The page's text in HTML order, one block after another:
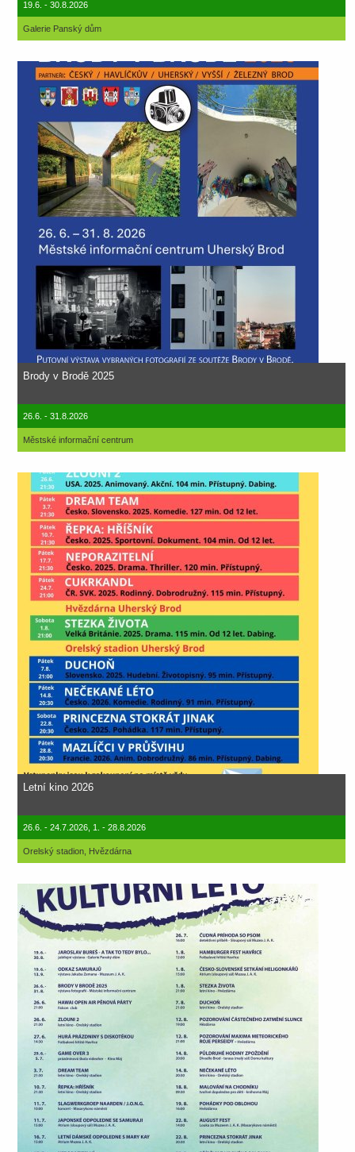
19.6. - 30.8.2026
Galerie Panský dům
Brody v Brodě 2025
26.6. - 31.8.2026
Městské informační centrum
Letní kino 2026
26.6. - 24.7.2026, 1. - 28.8.2026
Orelský stadion, Hvězdárna